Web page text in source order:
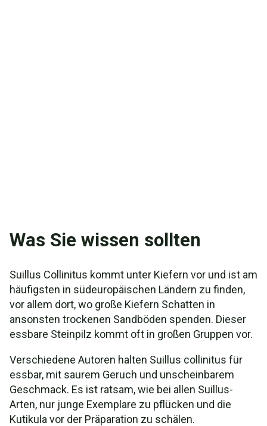
Was Sie wissen sollten
Suillus Сollinitus kommt unter Kiefern vor und ist am
häufigsten in südeuropäischen Ländern zu finden,
vor allem dort, wo große Kiefern Schatten in
ansonsten trockenen Sandböden spenden. Dieser
essbare Steinpilz kommt oft in großen Gruppen vor.
Verschiedene Autoren halten Suillus collinitus für
essbar, mit saurem Geruch und unscheinbarem
Geschmack. Es ist ratsam, wie bei allen Suillus-
Arten, nur junge Exemplare zu pflücken und die
Kutikula vor der Präparation zu schälen.